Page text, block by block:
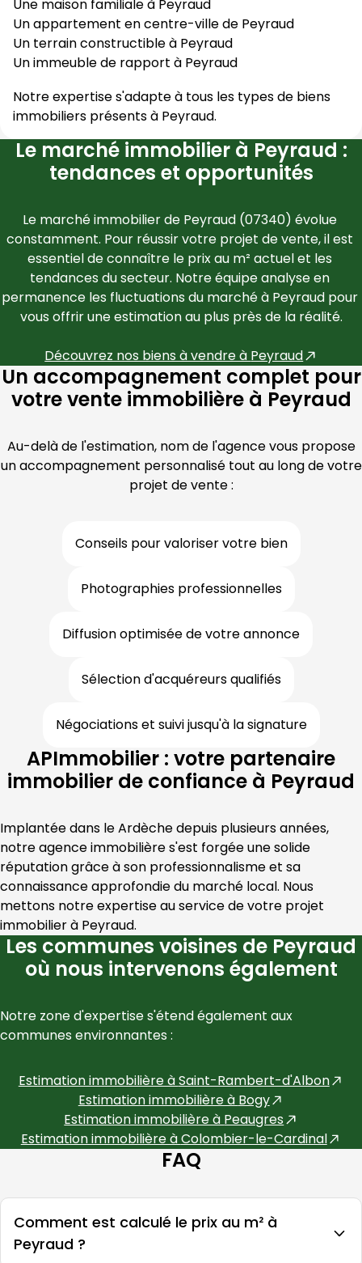
Une maison familiale à Peyraud
Un appartement en centre-ville de Peyraud
Un terrain constructible à Peyraud
Un immeuble de rapport à Peyraud
Notre expertise s'adapte à tous les types de biens
immobiliers présents à Peyraud.
Le marché immobilier à Peyraud :
tendances et opportunités
Le marché immobilier de Peyraud (07340) évolue
constamment. Pour réussir votre projet de vente, il est
essentiel de connaître le prix au m² actuel et les
tendances du secteur. Notre équipe analyse en
permanence les fluctuations du marché à Peyraud pour
vous offrir une estimation au plus près de la réalité.
Découvrez nos biens à vendre à Peyraud
Un accompagnement complet pour
votre vente immobilière à Peyraud
Au-delà de l'estimation, nom de l'agence vous propose
un accompagnement personnalisé tout au long de votre
projet de vente :
Conseils pour valoriser votre bien
Photographies professionnelles
Diffusion optimisée de votre annonce
Sélection d'acquéreurs qualifiés
Négociations et suivi jusqu'à la signature
APImmobilier : votre partenaire
immobilier de confiance à Peyraud
Implantée dans le Ardèche depuis plusieurs années,
notre agence immobilière s'est forgée une solide
réputation grâce à son professionnalisme et sa
connaissance approfondie du marché local. Nous
mettons notre expertise au service de votre projet
immobilier à Peyraud.
Les communes voisines de Peyraud
où nous intervenons également
Notre zone d'expertise s'étend également aux
communes environnantes :
Estimation immobilière àSaint-Rambert-d'Albon
Estimation immobilière à Bogy
Estimation immobilière à Peaugres
Estimation immobilière àColombier-le-Cardinal
FAQ
Comment est calculé le prix au m² à
Peyraud ?